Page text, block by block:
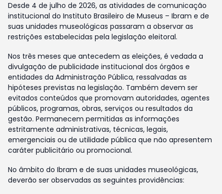
Desde 4 de julho de 2026, as atividades de comunicação
institucional do Instituto Brasileiro de Museus – Ibram e de
suas unidades museológicas passaram a observar as
restrições estabelecidas pela legislação eleitoral.
Nos três meses que antecedem as eleições, é vedada a
divulgação de publicidade institucional dos órgãos e
entidades da Administração Pública, ressalvadas as
hipóteses previstas na legislação. Também devem ser
evitados conteúdos que promovam autoridades, agentes
públicos, programas, obras, serviços ou resultados da
gestão. Permanecem permitidas as informações
estritamente administrativas, técnicas, legais,
emergenciais ou de utilidade pública que não apresentem
caráter publicitário ou promocional.
No âmbito do Ibram e de suas unidades museológicas,
deverão ser observadas as seguintes providências: